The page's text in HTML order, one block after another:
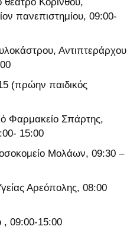
πανεπιστημίου, 09:00-
Αντιπτεράρχου
(πρώην παιδικός
Φαρμακείο Σπάρτης,
15:00
Μολάων, 09:30 –
Αρεόπολης, 08:00
, 09:00-15:00